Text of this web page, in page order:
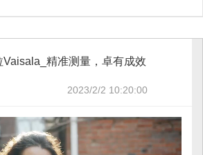
Vaisala_精准测量，卓有成效
2023/2/2 10:20:00